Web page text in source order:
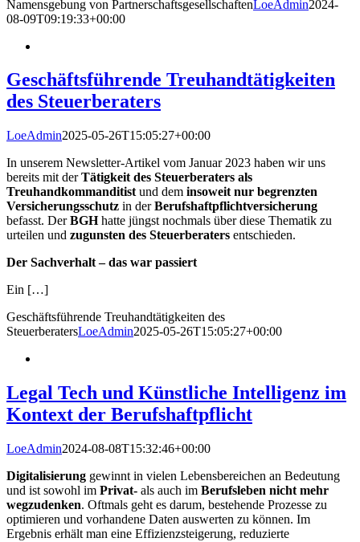
Namens­gebung von Partnerschafts­gesellschaftenLoeAdmin2024-
08-09T09:19:33+00:00
Geschäftsführende Treuhandtätigkeiten
des Steuerberaters
LoeAdmin2025-05-26T15:05:27+00:00
In unserem Newsletter-Artikel vom Januar 2023 haben wir uns
bereits mit derTätigkeit des Steuerberaters als
Treuhandkommanditist und dem insoweit nur begrenzten
Versicherungsschutz in derBerufshaftpflichtversicherung
befasst. DerBGHhatte jüngst nochmals über diese Thematik zu
urteilen und zugunsten des Steuerberaters entschieden.
Der Sachverhalt – das war passiert
Ein […]
Geschäftsführende Treuhandtätigkeiten des
SteuerberatersLoeAdmin2025-05-26T15:05:27+00:00
Legal Tech und Künst­liche Intelligenz im
Kontext der Berufs­haftpflicht
LoeAdmin2024-08-08T15:32:46+00:00
Digitalisierung gewinnt in vielen Lebensbereichen an Bedeutung
und ist sowohl im Privat- als auch im Berufsleben nicht mehr
wegzudenken. Oftmals geht es darum, bestehende Prozesse zu
optimieren und vorhandene Daten auswerten zu können. Im
Ergebnis erhält man eine Effizienzsteigerung, reduzierte